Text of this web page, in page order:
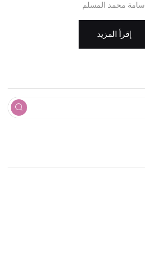
أسامة محمد المسلم
إقرأ المزيد